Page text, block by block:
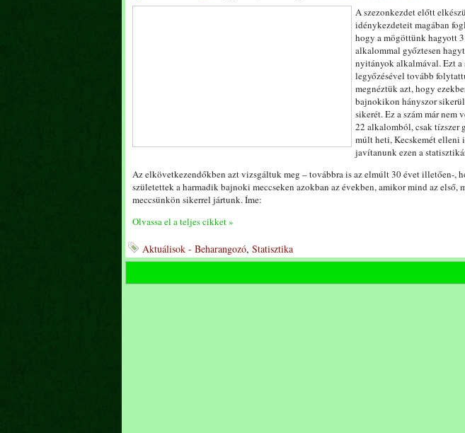
A szezonkezdet előtt
idénykezdeteit magában
hogy a mögöttünk hagyott
alkalommal győztesen
nyitányok alkalmával. Ezt a
legyőzésével tovább
megnéztük azt, hogy
bajnokikon hányszor
sikerét. Ez a szám már nem
22 alkalomból, csak tízszer
múlt heti, Kecskemét elleni
javítanunk ezen a
Az elkövetkezendőkben azt vizsgáltuk meg – továbbra is az elmúlt 30 évet illetően-,
születettek a harmadik bajnoki meccseken azokban az években, amikor mind az első,
meccsünkön sikerrel jártunk. Íme:
Olvassa el a teljes cikket »
Aktuálisok - Beharangozó, Statisztika